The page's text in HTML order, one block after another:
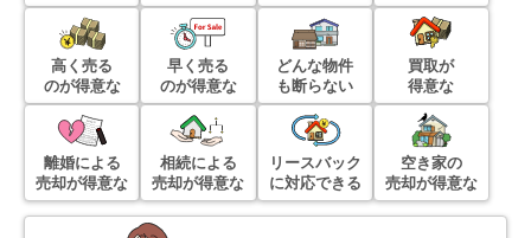
高く売る
のが得意な
早く売る
のが得意な
どんな物件
も断らない
買取が
得意な
離婚による
売却が得意な
相続による
売却が得意な
リースバック
に対応できる
空き家の
売却が得意な